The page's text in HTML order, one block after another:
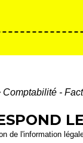
Comptabilité -
de l'information